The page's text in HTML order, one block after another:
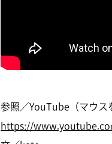
参照／YouTube（マウス
https://